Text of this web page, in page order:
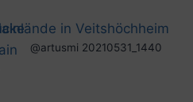
@artusmi 20210531_1440